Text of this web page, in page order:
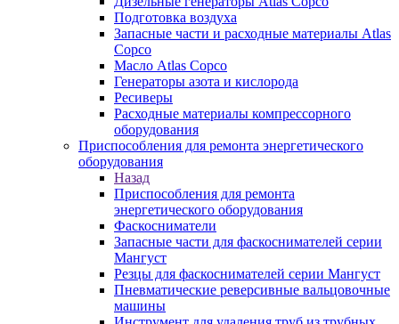
Подготовка воздуха
Запасные части и расходные материалы Atlas
Copco
Масло Atlas Copco
Генераторы азота и кислорода
Ресиверы
Расходные материалы компрессорного
оборудования
Приспособления для ремонта энергетического
оборудования
Назад
Приспособления для ремонта
энергетического оборудования
Фаскосниматели
Запасные части для фаскоснимателей серии
Мангуст
Резцы для фаскоснимателей серии Мангуст
Пневматические реверсивные вальцовочные
машины